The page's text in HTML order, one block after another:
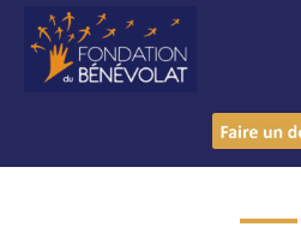
Aller